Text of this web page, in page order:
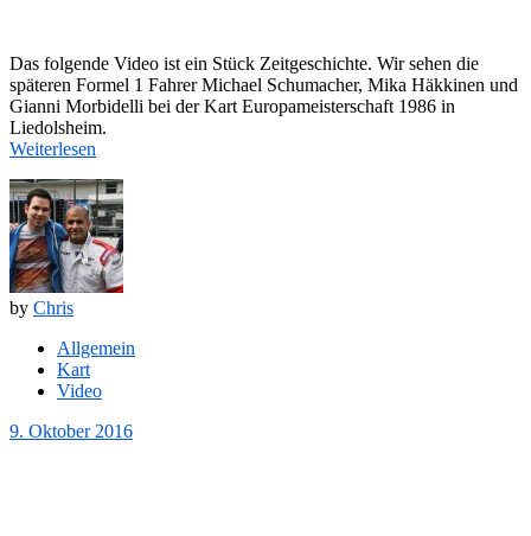
Das folgende Video ist ein Stück Zeitgeschichte. Wir sehen die
späteren Formel 1 Fahrer Michael Schumacher, Mika Häkkinen und
Gianni Morbidelli bei der Kart Europameisterschaft 1986 in
Liedolsheim.
Weiterlesen
by Chris
Allgemein
Kart
Video
9. Oktober 2016